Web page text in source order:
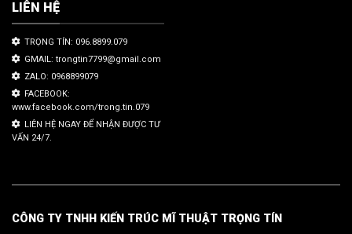
LIÊN HỆ
TRỌNG TÍN: 096.8899.079
GMAIL: trongtin7799@gmail.com
ZALO: 0968899079
FACEBOOK:
www.facebook.com/trong.tin.079
LIÊN HỆ NGAY ĐỂ NHẬN ĐƯỢC TƯ
VẤN 24/7.
CÔNG TY TNHH KIẾN TRÚC MĨ THUẬT TRỌNG TÍN